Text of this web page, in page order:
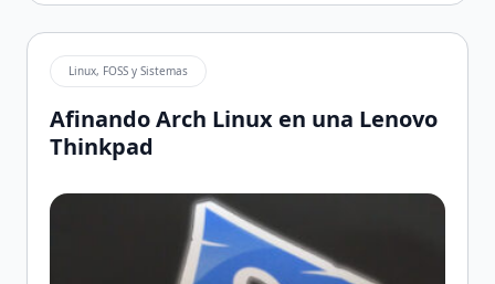
Linux, FOSS y Sistemas
Afinando Arch Linux en una Lenovo
Thinkpad